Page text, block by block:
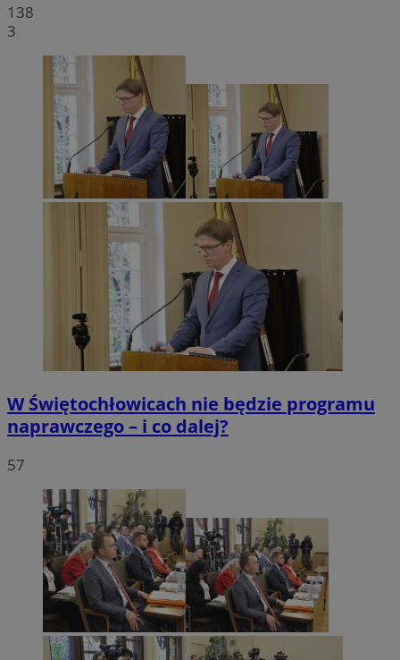
138
3
W Świętochłowicach nie będzie programu
naprawczego – i co dalej?
57